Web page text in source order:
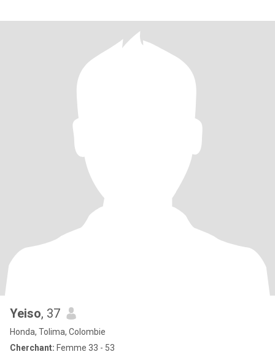
Yeiso, 37
Honda, Tolima, Colombie
Cherchant: Femme 33 - 53